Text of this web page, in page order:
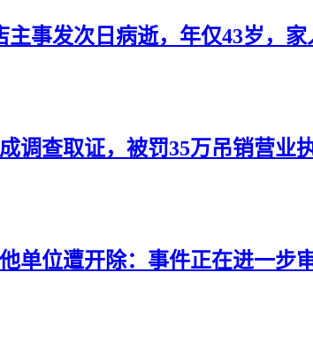
主事发次日病逝，年仅43岁，
调查取证，被罚35万吊销营业
单位遭开除：事件正在进一步